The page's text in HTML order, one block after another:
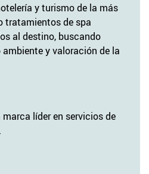
y turismo de la más
tratamientos de spa
al destino, buscando
y valoración de la
líder en servicios de